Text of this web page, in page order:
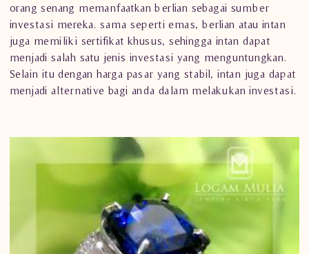
orang senang memanfaatkanberlian sebagai sumber
investasi mereka. sama seperti emas, berlian atau intan
juga memiliki sertifikat khusus, sehingga intan dapat
menjadi salah satu jenis investasi yang menguntungkan.
Selain itu dengan harga pasar yang stabil, intan juga dapat
menjadi alternative bagi anda dalam melakukan investasi.